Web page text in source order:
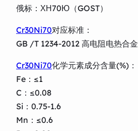
俄标：ХН70Ю（GOST）
Cr30Ni70对应标准：
GB /T 1234-2012 高电阻电热合金
Cr30Ni70化学元素成分含量(%)：
Fe：≤1
C：≤0.08
Si：0.75-1.6
Mn：≤0.6